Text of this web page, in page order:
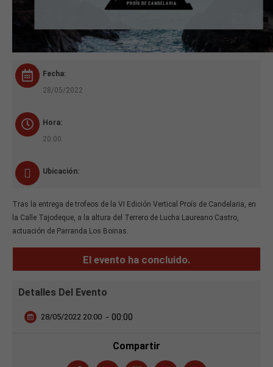
Fecha:
28/05/2022
Hora:
20:00
Ubicación:
Tras la entrega de trofeos de la VI Edición Vertical Proís de Candelaria, en
la Calle Tajodeque, a la altura del Terrero de Lucha Laureano Castro,
actuación de Parranda Los Boinas.
El evento ha concluido.
Detalles Del Evento
28/05/2022 20:00 - 00:00
Compartir